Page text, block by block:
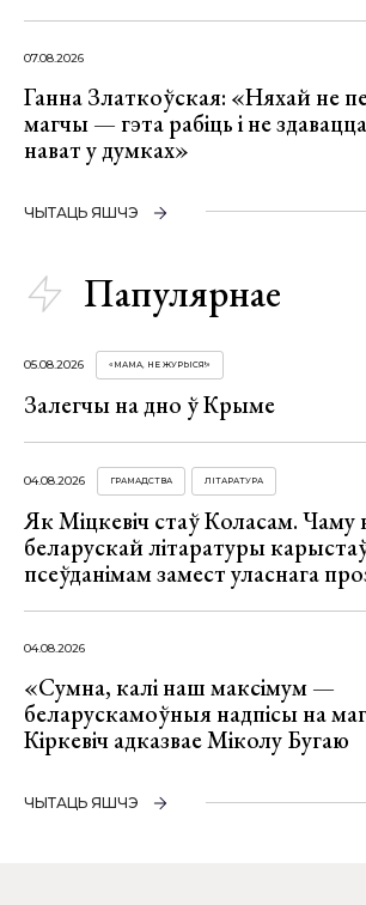
07.08.2026
Ганна Златкоўская: «Няхай не
магчы — гэта рабіць і не
нават у думках»
ЧЫТАЦЬ ЯШЧЭ
Папулярнае
05.08.2026 «МАМА, НЕ ЖУРЫСЯ!»
Залегчы на дно ў Крыме
04.08.2026 ГРАМАДСТВА ЛІТАРАТУРА
Як Міцкевіч стаў Коласам. Чаму
беларускай літаратуры
псеўданімам замест уласнага
04.08.2026
«Сумна, калі наш максімум —
беларускамоўныя надпісы на
Кіркевіч адказвае Міколу Бугаю
ЧЫТАЦЬ ЯШЧЭ